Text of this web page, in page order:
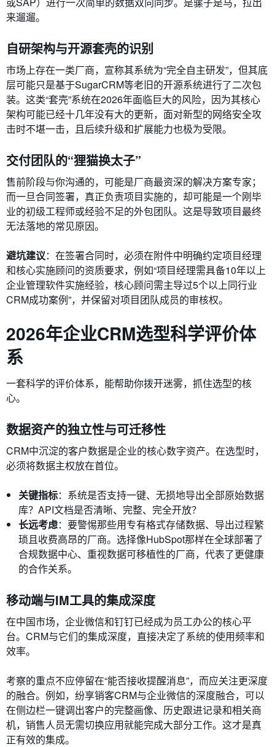
来遛遛。
自研架构与开源套壳的识别
市场上存在一类厂商，宣称其系统为“完全自主研发”，但其底
层可能只是基于SugarCRM等老旧的开源系统进行了二次包
装。这类“套壳”系统在2026年面临巨大的风险，因为其核心
架构可能已经十几年没有大的更新，面对新型的网络安全攻
击时不堪一击，且后续升级和扩展能力也极为受限。
交付团队的“狸猫换太子”
售前阶段与你沟通的，可能是厂商最资深的解决方案专家；
而一旦合同签署，真正负责项目实施的，却可能是一个刚毕
业的初级工程师或经验不足的外包团队。这是导致项目最终
无法落地的常见原因。
避坑建议：在签署合同时，必须在附件中明确约定项目经理
和核心实施顾问的资质要求，例如“项目经理需具备10年以上
企业管理软件实施经验，核心顾问需主导过5个以上同行业
CRM成功案例”，并保留对项目团队成员的审核权。
2026年企业CRM选型科学评价体
系
一套科学的评价体系，能帮助你拨开迷雾，抓住选型的核
心。
数据资产的独立性与可迁移性
CRM中沉淀的客户数据是企业的核心数字资产。在选型时，
必须将数据主权放在首位。
关键指标：系统是否支持一键、无损地导出全部原始数据
库？API文档是否清晰、完整、完全开放？
长远考虑：要警惕那些用专有格式存储数据、导出过程繁
琐且收费高昂的厂商。选择像HubSpot那样在全球部署了
合规数据中心、重视数据可移植性的厂商，代表了更健康
的合作关系。
移动端与IM工具的集成深度
在中国市场，企业微信和钉钉已经成为员工办公的核心平
台。CRM与它们的集成深度，直接决定了系统的使用频率和
效率。
考察的重点不应停留在“能否接收提醒消息”，而应关注更深度
的融合。例如，纷享销客CRM与企业微信的深度融合，可以
在侧边栏一键调出客户的完整画像、历史跟进记录和相关商
机，销售人员无需切换应用就能完成大部分工作。这才是真
正有效的集成。